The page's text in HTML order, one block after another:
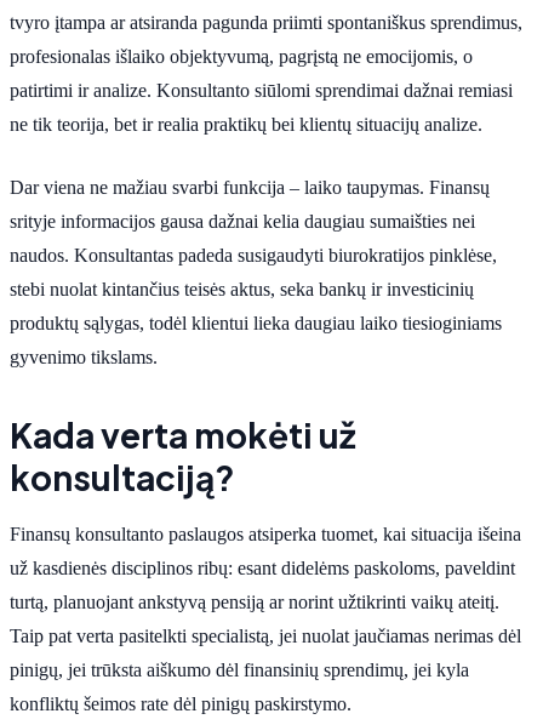
tvyro įtampa ar atsiranda pagunda priimti spontaniškus sprendimus,
profesionalas išlaiko objektyvumą, pagrįstą ne emocijomis, o
patirtimi ir analize. Konsultanto siūlomi sprendimai dažnai remiasi
ne tik teorija, bet ir realia praktikų bei klientų situacijų analize.
Dar viena ne mažiau svarbi funkcija – laiko taupymas. Finansų
srityje informacijos gausa dažnai kelia daugiau sumaišties nei
naudos. Konsultantas padeda susigaudyti biurokratijos pinklėse,
stebi nuolat kintančius teisės aktus, seka bankų ir investicinių
produktų sąlygas, todėl klientui lieka daugiau laiko tiesioginiams
gyvenimo tikslams.
Kada verta mokėti už
konsultaciją?
Finansų konsultanto paslaugos atsiperka tuomet, kai situacija išeina
už kasdienės disciplinos ribų: esant didelėms paskoloms, paveldint
turtą, planuojant ankstyvą pensiją ar norint užtikrinti vaikų ateitį.
Taip pat verta pasitelkti specialistą, jei nuolat jaučiamas nerimas dėl
pinigų, jei trūksta aiškumo dėl finansinių sprendimų, jei kyla
konfliktų šeimos rate dėl pinigų paskirstymo.